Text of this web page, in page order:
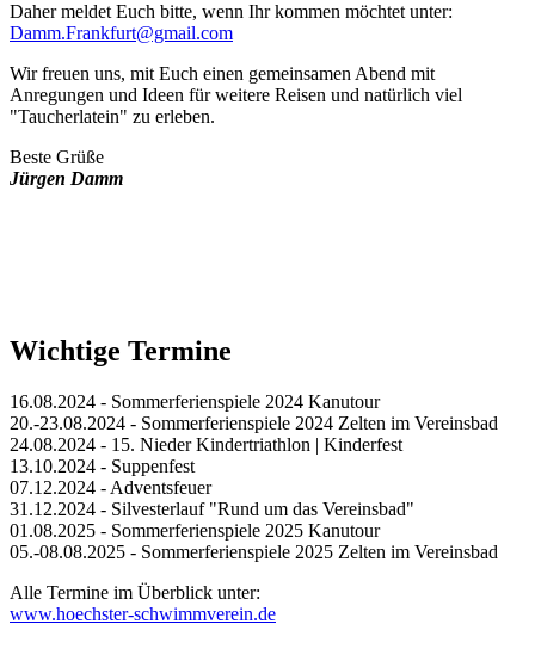
Daher meldet Euch bitte, wenn Ihr kommen möchtet unter:
Damm.Frankfurt@gmail.com
Wir freuen uns, mit Euch einen gemeinsamen Abend mit
Anregungen und Ideen für weitere Reisen und natürlich viel
"Taucherlatein" zu erleben.
Beste Grüße
Jürgen Damm
Wichtige Termine
16.08.2024 - Sommerferienspiele 2024 Kanutour
20.-23.08.2024 - Sommerferienspiele 2024 Zelten im Vereinsbad
24.08.2024 - 15. Nieder Kindertriathlon | Kinderfest
13.10.2024 - Suppenfest
07.12.2024 - Adventsfeuer
31.12.2024 - Silvesterlauf "Rund um das Vereinsbad"
01.08.2025 - Sommerferienspiele 2025 Kanutour
05.-08.08.2025 - Sommerferienspiele 2025 Zelten im Vereinsbad
Alle Termine im Überblick unter:
www.hoechster-schwimmverein.de